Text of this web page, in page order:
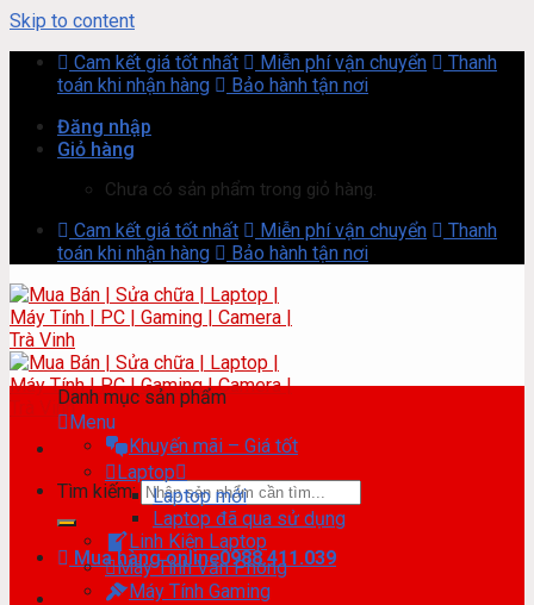
Skip to content
Cam kết giá tốt nhất
Miễn phí vận chuyển
Thanh
toán khi nhận hàng
Bảo hành tận nơi
Đăng nhập
Giỏ hàng
Chưa có sản phẩm trong giỏ hàng.
Cam kết giá tốt nhất Miễn phí vận chuyển
Thanh
toán khi nhận hàng
Bảo hành tận nơi
Tìm kiếm:
Mua hàng online0988.411.039
Danh mục sản phẩm
Menu
Khuyến mãi – Giá tốt
Laptop
Laptop mới
Laptop đã qua sử dụng
Linh Kiện Laptop
Máy Tính Văn Phòng
Máy Tính Gaming